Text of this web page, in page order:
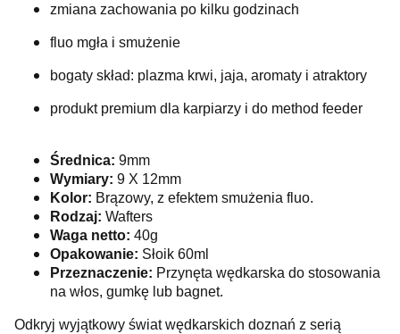
zmiana zachowania po kilku godzinach
fluo mgła i smużenie
bogaty skład: plazma krwi, jaja, aromaty i atraktory
produkt premium dla karpiarzy i do method feeder
Średnica: 9mm
Wymiary: 9 X 12mm
Kolor: Brązowy, z efektem smużenia fluo.
Rodzaj: Wafters
Waga netto: 40g
Opakowanie: Słoik 60ml
Przeznaczenie: Przynęta wędkarska do stosowania
na włos, gumkę lub bagnet.
Odkryj wyjątkowy świat wędkarskich doznań z serią